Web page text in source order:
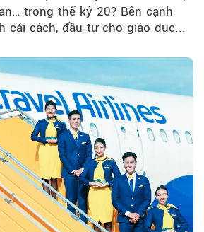
trong thế kỷ 20? Bên cạnh
cải cách, đầu tư cho giáo dục...